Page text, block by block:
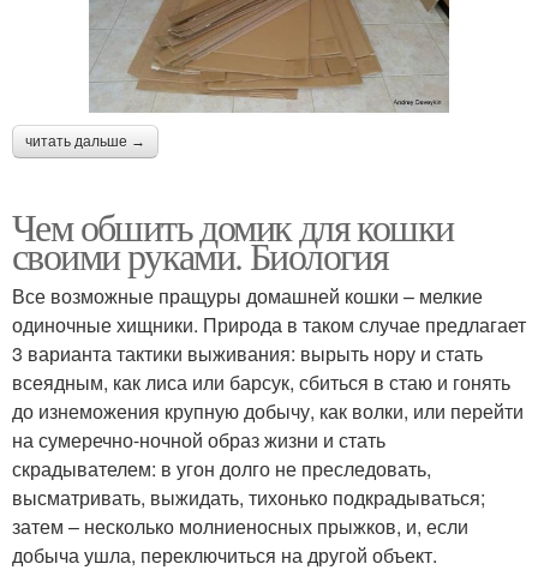
читать дальше →
Чем обшить домик для кошки
своими руками. Биология
Все возможные пращуры домашней кошки – мелкие
одиночные хищники. Природа в таком случае предлагает
3 варианта тактики выживания: вырыть нору и стать
всеядным, как лиса или барсук, сбиться в стаю и гонять
до изнеможения крупную добычу, как волки, или перейти
на сумеречно-ночной образ жизни и стать
скрадывателем: в угон долго не преследовать,
высматривать, выжидать, тихонько подкрадываться;
затем – несколько молниеносных прыжков, и, если
добыча ушла, переключиться на другой объект.